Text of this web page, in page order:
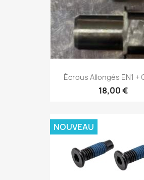
Écrous Allongés EN1 +
18,00 €
NOUVEAU